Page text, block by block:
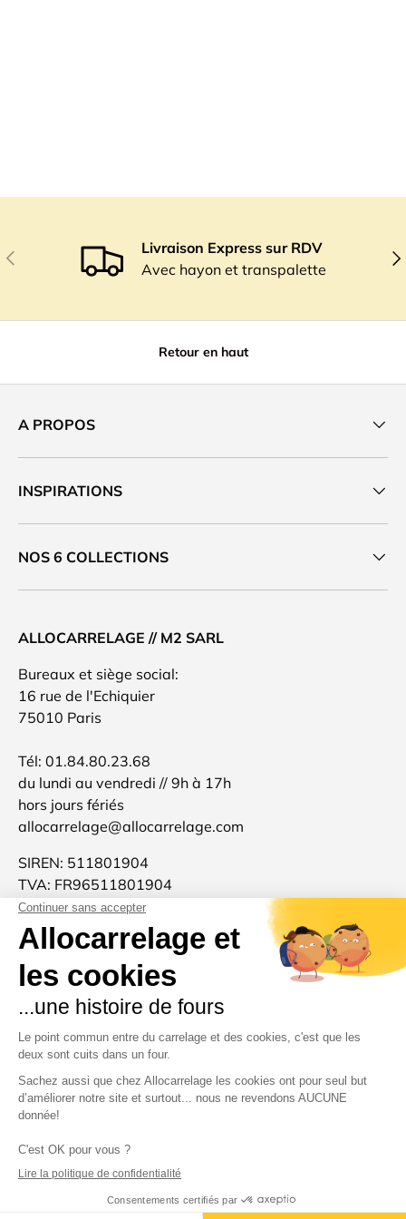
Précédent
Livraison Express sur RDV
Avec hayon et transpalette
Retour en haut
A PROPOS
INSPIRATIONS
NOS 6 COLLECTIONS
ALLOCARRELAGE // M2 SARL
Bureaux et siège social:
16 rue de l'Echiquier
75010 Paris
Tél: 01.84.80.23.68
du lundi au vendredi // 9h à 17h
hors jours fériés
allocarrelage@allocarrelage.com
SIREN: 511801904
TVA: FR96511801904
Allocarrelage est une marque française 🐓
d'inspiration italienne 🍝
Merci pour votre confiance et à très bientôt :-)
Moyens de paiement acceptés
Pays
Luxembourg (EUR €)
© 2026